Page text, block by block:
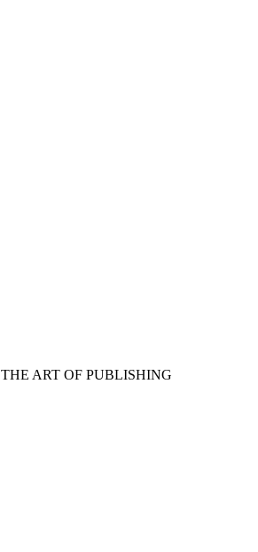
ART OF PUBLISHING